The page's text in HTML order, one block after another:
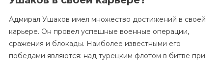
Адмирал Ушаков имел множество достижений в своей
карьере. Он провел успешные военные операции,
сражения и блокады. Наиболее известными его
победами являются: над турецким флотом в битве при